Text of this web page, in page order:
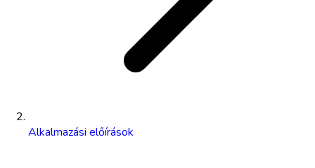
Alkalmazási előírások